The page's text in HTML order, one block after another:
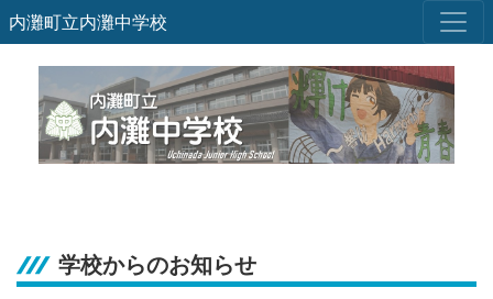
内灘町立内灘中学校
学校からのお知らせ